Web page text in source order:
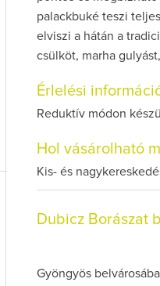
palackbuké teszi
elviszi a hátán a
csülköt, marha
Érlelési
Reduktív módon
Hol vásárolható
Kis- és
Dubicz Borászat
Gyöngyös